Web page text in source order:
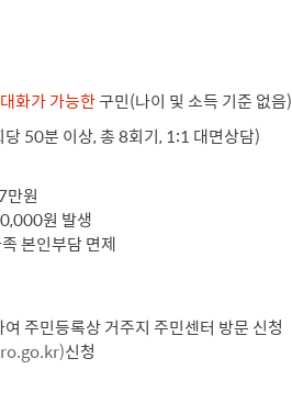
대화가 가능한구민(나이 및 소득 기준 없음)
50분 이상, 총 8회기, 1:1 대면상담)
만원
원 발생
본인부담 면제
주민등록상 거주지 주민센터 방문 신청
신청